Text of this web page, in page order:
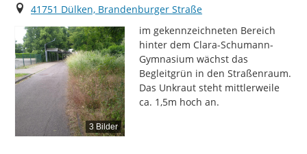
Ort
41751 Dülken, Brandenburger Straße
3 Bilder
im gekennzeichneten Bereich
hinter dem Clara-Schumann-
Gymnasium wächst das
Begleitgrün in den Straßenraum.
Das Unkraut steht mittlerweile
ca. 1,5m hoch an.